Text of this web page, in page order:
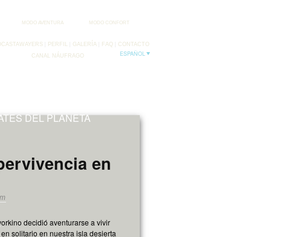
ESPAÑOL
PERFIL GALERÍA FAQ CONTACTO
MODO AVENTURA MODO CONFORT
CANAL NÁUFRAGO
DEL PLANETA
en
decidió aventurarse a vivir
solitario en nuestra isla desierta